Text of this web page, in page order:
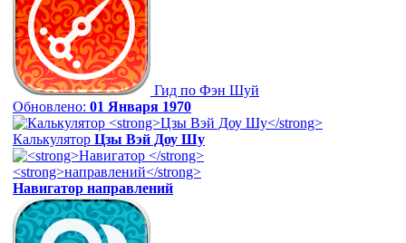
Гид по Фэн Шуй
Обновлено: 01 Января 1970
Калькулятор Цзы Вэй Доу Шу
Навигатор направлений